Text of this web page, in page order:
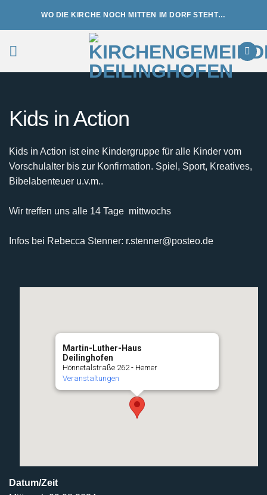
WO DIE KIRCHE NOCH MITTEN IM DORF STEHT…
Kids in Action
Kids in Action ist eine Kindergruppe für alle Kinder vom
Vorschulalter bis zur Konfirmation. Spiel, Sport, Kreatives,
Bibelabenteuer u.v.m..
Wir treffen uns alle 14 Tage mittwochs
Infos bei Rebecca Stenner: r.stenner@posteo.de
Martin-Luther-Haus
Deilinghofen
Hönnetalstraße 262 - Hemer
Veranstaltungen
Datum/Zeit